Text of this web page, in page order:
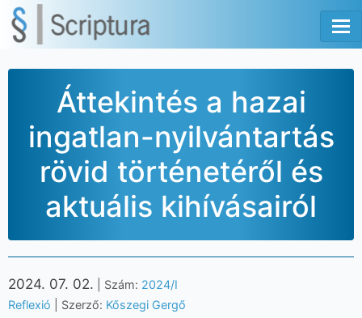
Áttekintés a hazai
ingatlan-nyilvántartás
rövid történetéről és
aktuális kihívásairól
2024. 07. 02. | Szám: 2024/I
Reflexió | Szerző: Kőszegi Gergő